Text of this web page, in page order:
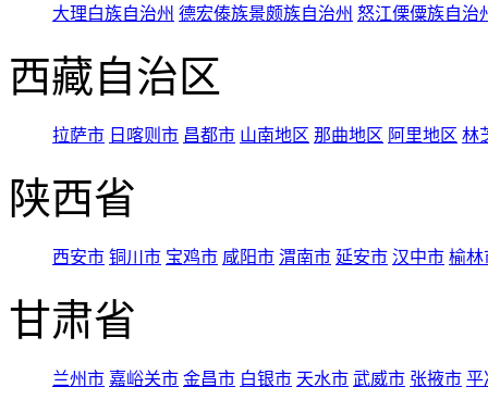
大理白族自治州 德宏傣族景颇族自治州 怒江傈僳族自治
西藏自治区
拉萨市 日喀则市 昌都市 山南地区 那曲地区 阿里地区 林
陕西省
西安市 铜川市 宝鸡市 咸阳市 渭南市 延安市 汉中市 榆林
甘肃省
兰州市 嘉峪关市 金昌市 白银市 天水市 武威市 张掖市 平